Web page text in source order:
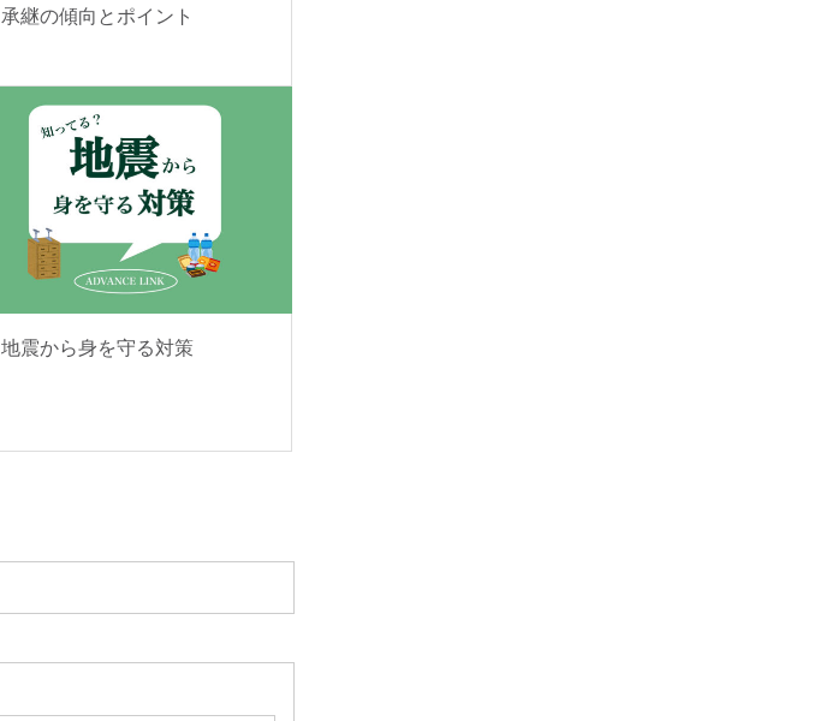
承継の傾向とポイント
地震から身を守る対策